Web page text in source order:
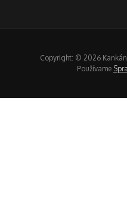
Copyright: © 2026
Používame